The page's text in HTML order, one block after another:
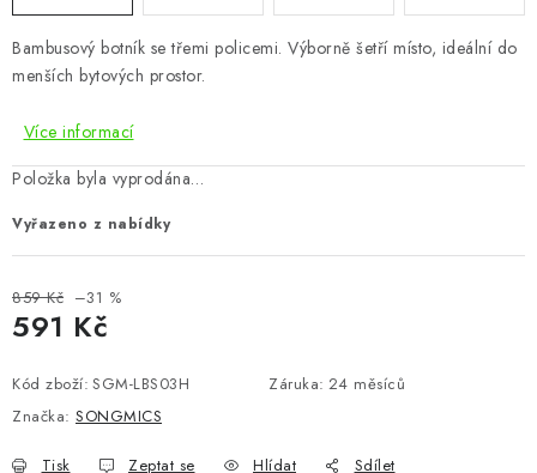
VÝPRODEJ
Vše o nákupu Info
Reklamace a odstoupení od smlouvy
Kontakty
Bonusový program NBM+
Bambusový botník se třemi policemi. Výborně šetří místo, ideální do
menších bytových prostor.
Více informací
Položka byla vyprodána…
Vyřazeno z nabídky
859 Kč –31 %
591 Kč
Kód zboží: SGM-LBS03H Záruka: 24 měsíců
Značka: SONGMICS
Tisk Zeptat se Hlídat Sdílet